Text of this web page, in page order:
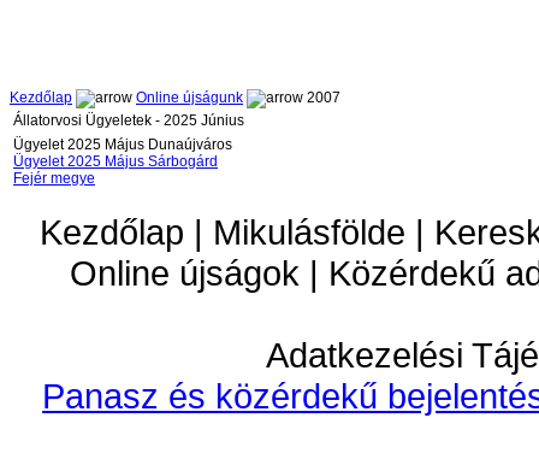
Kezdőlap Online újságunk
2007
Állatorvosi Ügyeletek - 2025 Június
Ügyelet 2025 Május Dunaújváros
Ügyelet 2025 Május Sárbogárd
Fejér megye
Kezdőlap | Mikulásfölde |
Online újságok | Közérdekű
Adatkezelési
Panasz és közérdekű